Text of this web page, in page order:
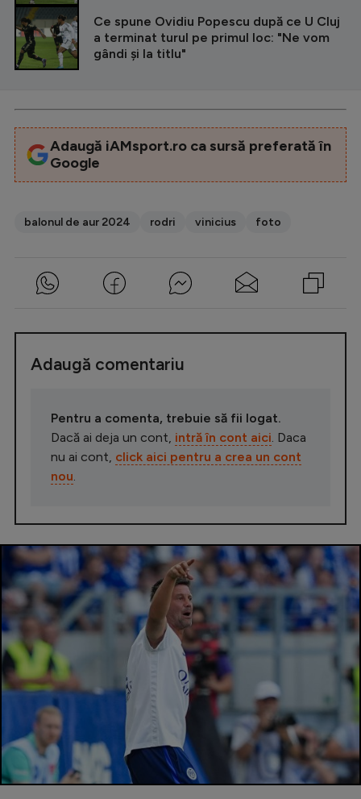
Ce spune Ovidiu Popescu după ce U Cluj
a terminat turul pe primul loc: "Ne vom
gândi și la titlu"
Adaugă iAMsport.ro ca sursă preferată în
Google
balonul de aur 2024 rodri vinicius foto
Adaugă comentariu
Pentru a comenta, trebuie să fii logat.
Dacă ai deja un cont, intră în cont aici. Daca
nu ai cont, click aici pentru a crea un cont
nou.